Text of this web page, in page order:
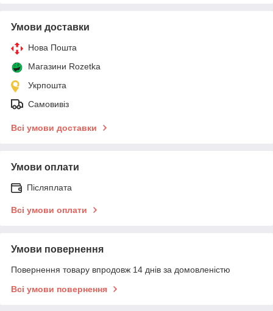
Умови доставки
Нова Пошта
Магазини Rozetka
Укрпошта
Самовивіз
Всі умови доставки
Умови оплати
Післяплата
Всі умови оплати
Умови повернення
Повернення товару впродовж 14 днів за домовленістю
Всі умови повернення